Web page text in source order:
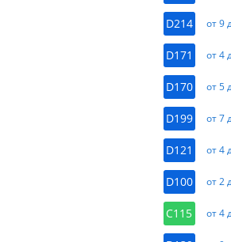
D214 от 9
D171 от 4
D170 от 5
D199 от 7
D121 от 4
D100 от 2
C115 от 4